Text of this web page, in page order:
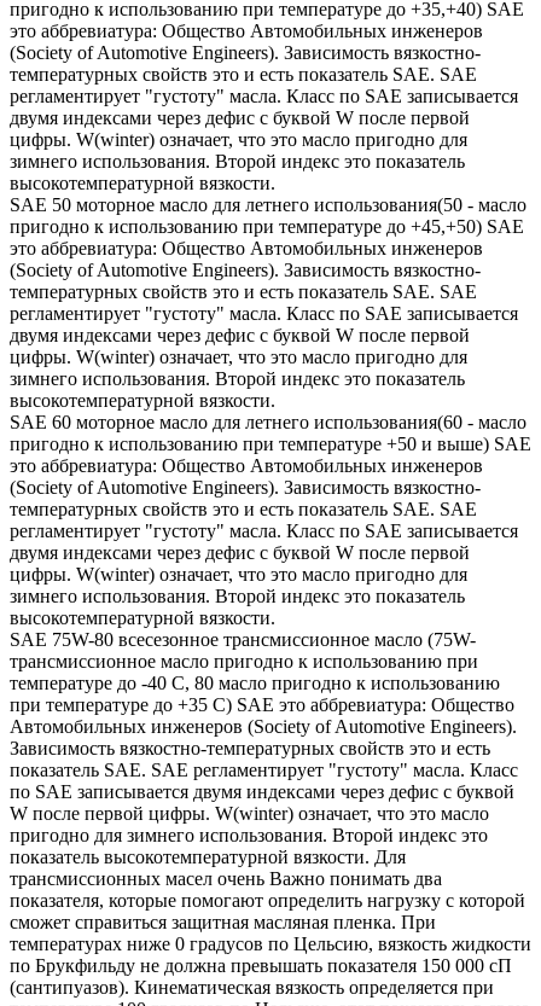
пригодно к использованию при температуре до +35,+40) SAE
это аббревиатура: Общество Автомобильных инженеров
(Society of Automotive Engineers). Зависимость вязкостно-
температурных свойств это и есть показатель SAE. SAE
регламентирует "густоту" масла. Класс по SAE записывается
двумя индексами через дефис с буквой W после первой
цифры. W(winter) означает, что это масло пригодно для
зимнего использования. Второй индекс это показатель
высокотемпературной вязкости.
SAE 50 моторное масло для летнего использования(50 - масло
пригодно к использованию при температуре до +45,+50) SAE
это аббревиатура: Общество Автомобильных инженеров
(Society of Automotive Engineers). Зависимость вязкостно-
температурных свойств это и есть показатель SAE. SAE
регламентирует "густоту" масла. Класс по SAE записывается
двумя индексами через дефис с буквой W после первой
цифры. W(winter) означает, что это масло пригодно для
зимнего использования. Второй индекс это показатель
высокотемпературной вязкости.
SAE 60 моторное масло для летнего использования(60 - масло
пригодно к использованию при температуре +50 и выше) SAE
это аббревиатура: Общество Автомобильных инженеров
(Society of Automotive Engineers). Зависимость вязкостно-
температурных свойств это и есть показатель SAE. SAE
регламентирует "густоту" масла. Класс по SAE записывается
двумя индексами через дефис с буквой W после первой
цифры. W(winter) означает, что это масло пригодно для
зимнего использования. Второй индекс это показатель
высокотемпературной вязкости.
SAE 75W-80 всесезонное трансмиссионное масло (75W-
трансмиссионное масло пригодно к использованию при
температуре до -40 С, 80 масло пригодно к использованию
при температуре до +35 С) SAE это аббревиатура: Общество
Автомобильных инженеров (Society of Automotive Engineers).
Зависимость вязкостно-температурных свойств это и есть
показатель SAE. SAE регламентирует "густоту" масла. Класс
по SAE записывается двумя индексами через дефис с буквой
W после первой цифры. W(winter) означает, что это масло
пригодно для зимнего использования. Второй индекс это
показатель высокотемпературной вязкости. Для
трансмиссионных масел очень Важно понимать два
показателя, которые помогают определить нагрузку с которой
сможет справиться защитная масляная пленка. При
температурах ниже 0 градусов по Цельсию, вязкость жидкости
по Брукфильду не должна превышать показателя 150 000 сП
(сантипуазов). Кинематическая вязкость определяется при